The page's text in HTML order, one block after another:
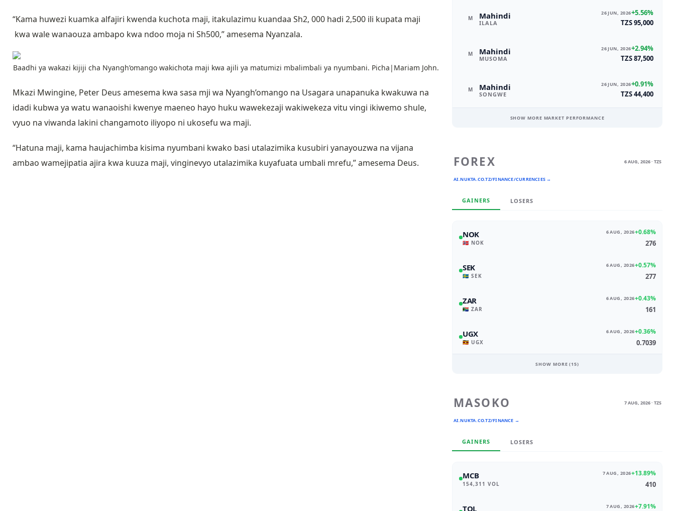
“Kama huwezi kuamka alfajiri kwenda kuchota maji, itakulazimu kuandaa Sh2, 000 hadi 2,500 ili kupata maji
kwa wale wanaouza ambapo kwa ndoo moja ni Sh500,” amesema Nyanzala.
Baadhi ya wakazi kijiji cha Nyangh’omango wakichota maji kwa ajili ya matumizi mbalimbali ya nyumbani. Picha|Mariam John.
Mkazi Mwingine, Peter Deus amesema kwa sasa mji wa Nyangh’omango na Usagara unapanuka kwakuwa na
idadi kubwa ya watu wanaoishi kwenye maeneo hayo huku wawekezaji wakiwekeza vitu vingi ikiwemo shule,
vyuo na viwanda lakini changamoto iliyopo ni ukosefu wa maji.
“Hatuna maji, kama haujachimba kisima nyumbani kwako basi utalazimika kusubiri yanayouzwa na vijana
ambao wamejipatia ajira kwa kuuza maji, vinginevyo utalazimika kuyafuata umbali mrefu,” amesema Deus.
M Mahindi
ILALA
26 JUN, 2026+5.56%
TZS 95,000
M Mahindi
MUSOMA
26 JUN, 2026+2.94%
TZS 87,500
M Mahindi
SONGWE
26 JUN, 2026+0.91%
TZS 44,400
SHOW MORE MARKET PERFORMANCE
FOREX
AI.NUKTA.CO.TZ/FINANCE/CURRENCIES →
6 AUG, 2026 · TZS
GAINERS LOSERS
NOK
🇳🇴 NOK
6 AUG, 2026+0.68%
276
SEK
🇸🇪 SEK
6 AUG, 2026+0.57%
277
ZAR
🇿🇦 ZAR
6 AUG, 2026+0.43%
161
UGX
🇺🇬 UGX
6 AUG, 2026+0.36%
0.7039
SHOW MORE (15)
MASOKO
AI.NUKTA.CO.TZ/FINANCE →
7 AUG, 2026 · TZS
GAINERS LOSERS
MCB
154,311 VOL
7 AUG, 2026+13.89%
410
TOL 7 AUG, 2026+7.91%